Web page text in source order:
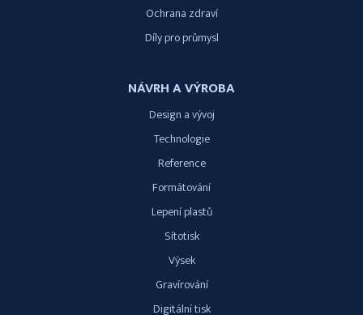
Ochrana zdraví
Díly pro průmysl
NÁVRH A VÝROBA
Design a vývoj
Technologie
Reference
Formátování
Lepení plastů
Sítotisk
Výsek
Gravírování
Digitální tisk